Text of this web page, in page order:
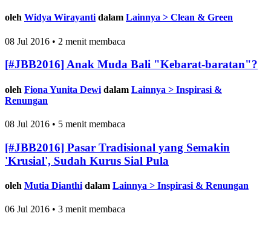
oleh Widya Wirayanti dalam Lainnya > Clean & Green
08 Jul 2016 • 2 menit membaca
[#JBB2016] Anak Muda Bali "Kebarat-baratan"?
oleh Fiona Yunita Dewi dalam Lainnya > Inspirasi &
Renungan
08 Jul 2016 • 5 menit membaca
[#JBB2016] Pasar Tradisional yang Semakin
'Krusial', Sudah Kurus Sial Pula
oleh Mutia Dianthi dalam Lainnya > Inspirasi & Renungan
06 Jul 2016 • 3 menit membaca